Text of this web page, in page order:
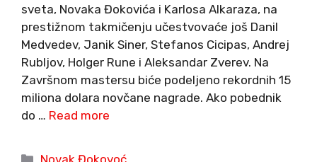
sveta, Novaka Đokovića i Karlosa Alkaraza, na
prestižnom takmičenju učestvovaće još Danil
Medvedev, Janik Siner, Stefanos Cicipas, Andrej
Rubljov, Holger Rune i Aleksandar Zverev. Na
Završnom mastersu biće podeljeno rekordnih 15
miliona dolara novčane nagrade. Ako pobednik
do … Read more
Categories